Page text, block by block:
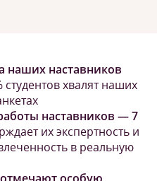
наших наставников
хвалят наших
наставников — 7
их экспертность и
в реальную